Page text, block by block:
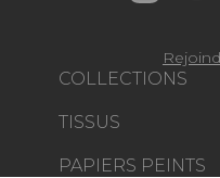
COLLECTIONS
TISSUS
PAPIERS PEINTS